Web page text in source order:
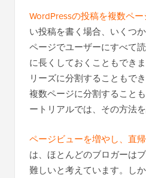
WordPressの投稿を複数ペ
い投稿を書く場合、いくつ
ページでユーザーにすべて
に長くしておくこともでき
リーズに分割することもで
複数ページに分割すること
ートリアルでは、その方法
ページビューを増やし、直
は、ほとんどのブロガーは
難しいと考えています。し